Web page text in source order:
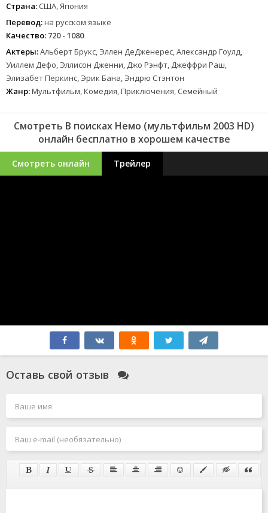
Страна: США, Япония
Перевод:на русском языке
Качество: 720 - 1080
Актеры:Альберт Брукс, Эллен ДеДженерес, Александр Гоулд,
Уиллем Дефо, Эллисон Дженни, Джо Рэнфт, Джеффри Раш,
Элизабет Перкинс, Эрик Бана, Эндрю Стэнтон
Жанр:Мультфильм, Комедия, Приключения, Семейный
Смотреть В поисках Немо (мультфильм 2003 HD)
онлайн бесплатно в хорошем качестве
Смотреть онлайн Трейлер
Оставь свой отзыв